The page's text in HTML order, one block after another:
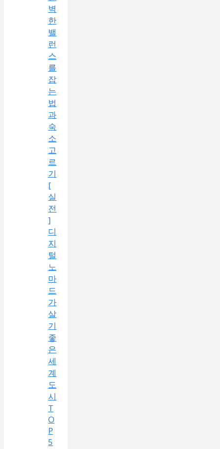
벽
한
밸
런
스
를
잡
는
법
과
숙
소
고
르
기
[
실
전
]
디
지
털
노
마
드
가
살
기
좋
은
세
계
도
시
T
O
P
5